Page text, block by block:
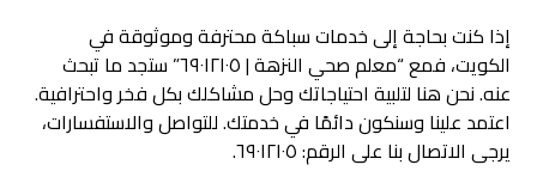
إذا كنت بحاجة إلى خدمات سباكة محترفة وموثوقة في
الكويت، فمع “معلم صحي النزهة | ٦٩٠١٢١٠٥” ستجد ما تبحث
عنه. نحن هنا لتلبية احتياجاتك وحل مشاكلك بكل فخر واحترافية.
اعتمد علينا وسنكون دائمًا في خدمتك. للتواصل والاستفسارات،
يرجى الاتصال بنا على الرقم: ٦٩٠١٢١٠٥.